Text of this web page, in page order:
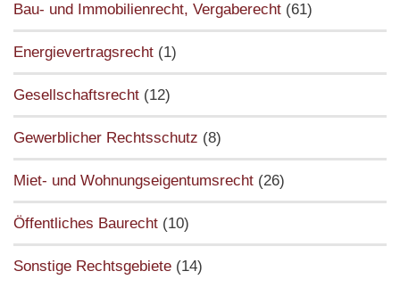
Bau- und Immobilienrecht, Vergaberecht (61)
Energievertragsrecht (1)
Gesellschaftsrecht (12)
Gewerblicher Rechtsschutz (8)
Miet- und Wohnungseigentumsrecht (26)
Öffentliches Baurecht (10)
Sonstige Rechtsgebiete (14)